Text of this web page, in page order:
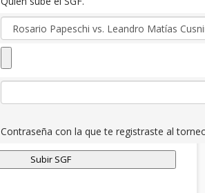
Contraseña con la que te registraste al